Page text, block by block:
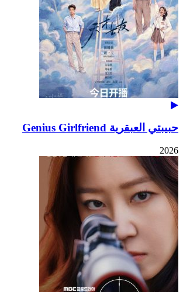
حبيبتي العبقرية Genius Girlfriend
2026